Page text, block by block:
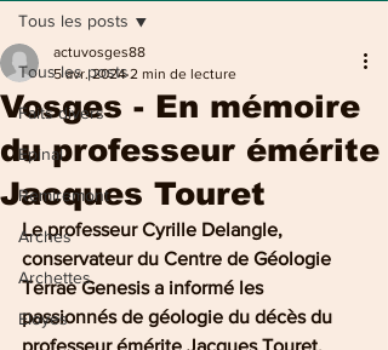
Tous les posts
Faits divers
Epinal
Remiremont
Arches
Archettes
Eloyes
Tous les posts
Vosges - En mémoire
du professeur émérite
Jacques Touret
actuvosges88
5 avr. 2024 2 min de lecture
Le professeur Cyrille Delangle,
conservateur du Centre de Géologie
Terrae Genesis a informé les
passionnés de géologie du décès du
professeur émérite Jacques Touret,